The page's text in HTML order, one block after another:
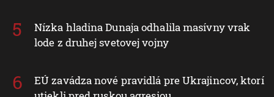
Nízka hladina Dunaja odhalila masívny vrak
lode z druhej svetovej vojny
EÚ zavádza nové pravidlá pre Ukrajincov, ktorí